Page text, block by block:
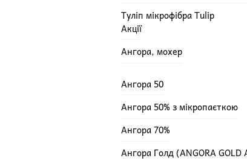
Туліп мікрофібра Tulip
Акції
Ангора, мохер
Ангора 50
Ангора 50% з мікропаєткою
Ангора 70%
Ангора Голд (ANGORA GOLD